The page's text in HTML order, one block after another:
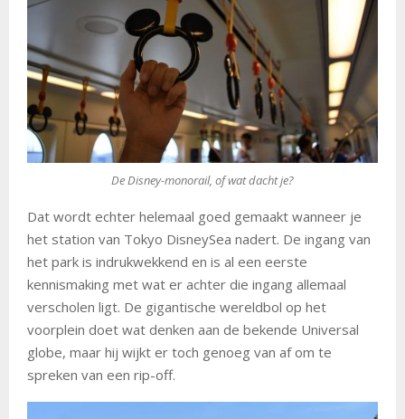
De Disney-monorail, of wat dacht je?
Dat wordt echter helemaal goed gemaakt wanneer je
het station van Tokyo DisneySea nadert. De ingang van
het park is indrukwekkend en is al een eerste
kennismaking met wat er achter die ingang allemaal
verscholen ligt. De gigantische wereldbol op het
voorplein doet wat denken aan de bekende Universal
globe, maar hij wijkt er toch genoeg van af om te
spreken van een rip-off.